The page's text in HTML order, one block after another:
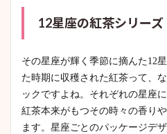
12星座の紅茶シリーズ
その星座が輝く季節に摘んた12
た時期に収穫された紅茶って、
ックですよね。それぞれの星座
紅茶本来がもつその時々の香り
ます。星座ごとのパッケージデ